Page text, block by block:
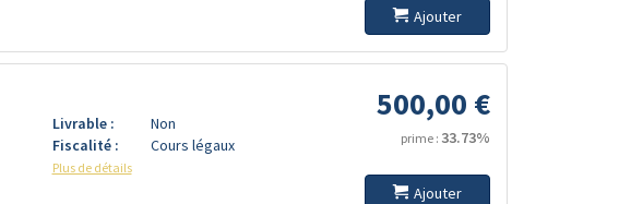
Ajouter
Livrable :
Non
Fiscalité :
Cours légaux
Plus de détails
500,00 €
prime : 33.73%
Ajouter